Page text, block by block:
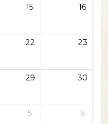
15 16
22 23
29 30
5 6